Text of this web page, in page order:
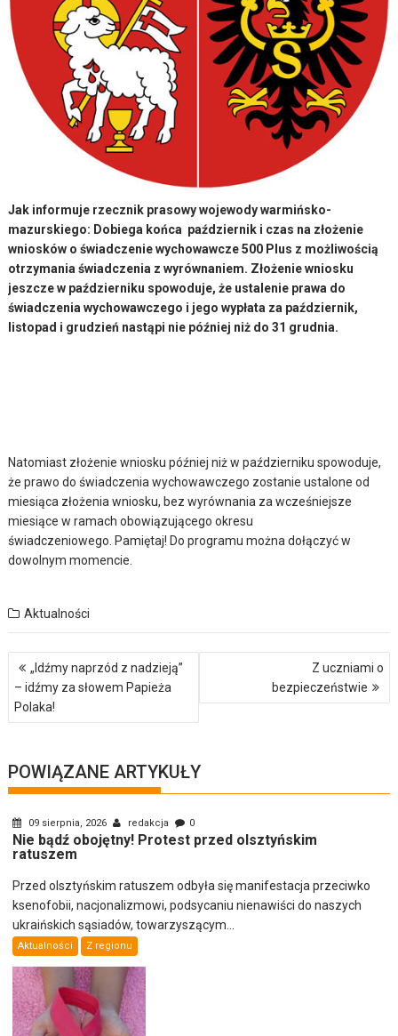
Jak informuje rzecznik prasowy wojewody warmińsko-
mazurskiego: Dobiega końca październik i czas na złożenie
wniosków o świadczenie wychowawcze 500 Plus z możliwością
otrzymania świadczenia z wyrównaniem. Złożenie wniosku
jeszcze w październiku spowoduje, że ustalenie prawa do
świadczenia wychowawczego i jego wypłata za październik,
listopad i grudzień nastąpi nie później niż do 31 grudnia.
Natomiast złożenie wniosku później niż w październiku spowoduje,
że prawo do świadczenia wychowawczego zostanie ustalone od
miesiąca złożenia wniosku, bez wyrównania za wcześniejsze
miesiące w ramach obowiązującego okresu
świadczeniowego. Pamiętaj! Do programu można dołączyć w
dowolnym momencie.
Aktualności
Nawigacja
wpisu
„Idźmy naprzód z nadzieją”
– idźmy za słowem Papieża
Polaka!
Z uczniami o
bezpieczeństwie
POWIĄZANE ARTYKUŁY
09 sierpnia, 2026 redakcja 0
Nie bądź obojętny! Protest przed olsztyńskim
ratuszem
Przed olsztyńskim ratuszem odbyła się manifestacja przeciwko
ksenofobii, nacjonalizmowi, podsycaniu nienawiści do naszych
ukraińskich sąsiadów, towarzyszącym...
Aktualności Z regionu